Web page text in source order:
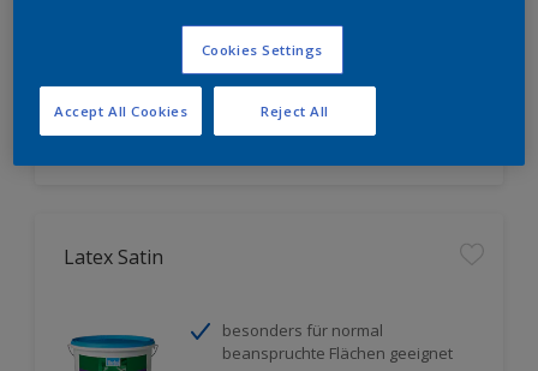
Nur beim Händler erhältlich
Latex Satin
besonders für normal
beanspruchte Flächen geeignet
Cookies Settings
Reject All
Accept All Cookies